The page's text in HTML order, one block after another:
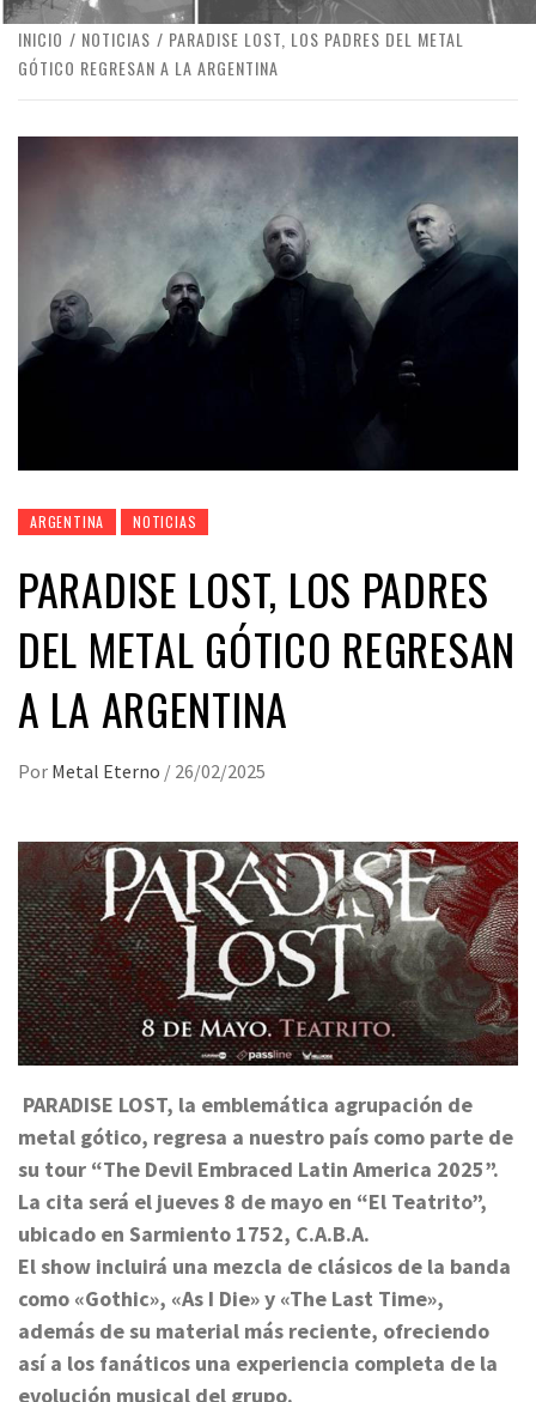
INICIO NOTICIAS
PARADISE LOST, LOS PADRES DEL METAL
GÓTICO REGRESAN A LA ARGENTINA
ARGENTINA NOTICIAS
PARADISE LOST, LOS PADRES
DEL METAL GÓTICO REGRESAN
A LA ARGENTINA
Por Metal Eterno / 26/02/2025
PARADISE LOST, la emblemática agrupación de
metal gótico, regresa a nuestro país como parte de
su tour “The Devil Embraced Latin America 2025”.
La cita será el jueves 8 de mayo en “El Teatrito”,
ubicado en Sarmiento 1752, C.A.B.A.
El show incluirá una mezcla de clásicos de la banda
como «Gothic», «As I Die» y «The Last Time»,
además de su material más reciente, ofreciendo
así a los fanáticos una experiencia completa de la
evolución musical del grupo.